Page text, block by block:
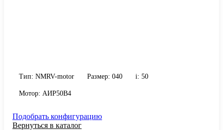
Тип: NMRV-motor Размер: 040 i: 50
Мотор: АИР50B4
Подобрать конфигурацию
Вернуться в каталог